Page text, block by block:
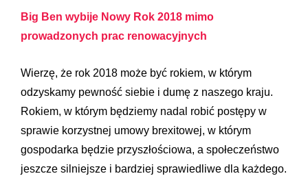
Big Ben wybije Nowy Rok 2018 mimo
prowadzonych prac renowacyjnych
Wierzę, że rok 2018 może być rokiem, w którym
odzyskamy pewność siebie i dumę z naszego kraju.
Rokiem, w którym będziemy nadal robić postępy w
sprawie korzystnej umowy brexitowej, w którym
gospodarka będzie przyszłościowa, a społeczeństwo
jeszcze silniejsze i bardziej sprawiedliwe dla każdego.